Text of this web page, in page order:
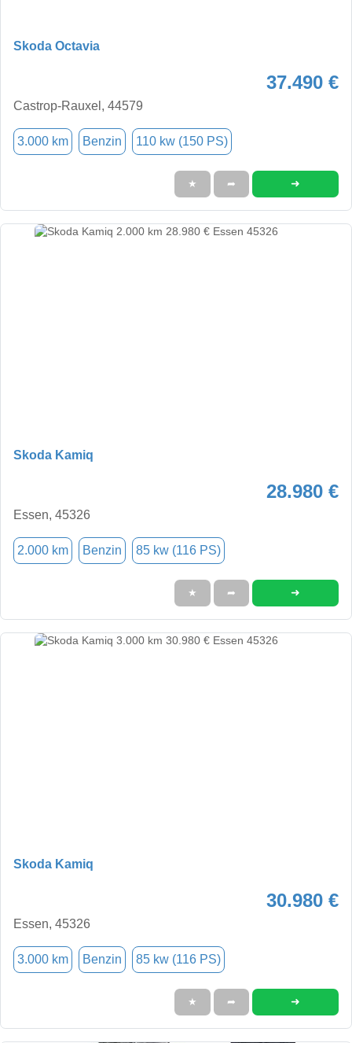
Skoda Octavia
37.490 €
Castrop-Rauxel, 44579
3.000 km Benzin 110 kw (150 PS)
★ ➦ ➜
Skoda Kamiq
28.980 €
Essen, 45326
2.000 km Benzin 85 kw (116 PS)
★ ➦ ➜
Skoda Kamiq
30.980 €
Essen, 45326
3.000 km Benzin 85 kw (116 PS)
★ ➦ ➜